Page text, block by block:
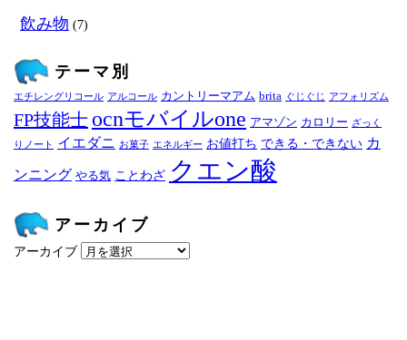
飲み物 (7)
テーマ別
エチレングリコール アルコール カントリーマアム brita ぐじぐじ アフォリズム
FP技能士 ocnモバイルone アマゾン カロリー ざっく
りノート イエダニ お菓子 エネルギー お値打ち できる・できない カ
ンニング やる気 ことわざ クエン酸
アーカイブ
アーカイブ